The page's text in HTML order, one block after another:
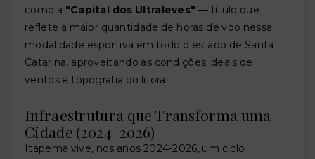
como a "Capital dos Ultraleves" — título que
reflete a maior quantidade de horas de voo nessa
modalidade esportiva em todo o estado de Santa
Catarina, aproveitando as condições ideais de
ventos e topografia do litoral.
Infraestrutura que Transforma uma
Cidade (2024–2026)
Itapema vive, nos anos 2024-2026, um ciclo